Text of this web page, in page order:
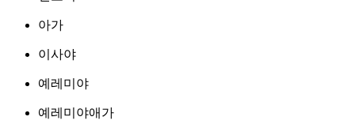
아가
이사야
예레미야
예레미야애가